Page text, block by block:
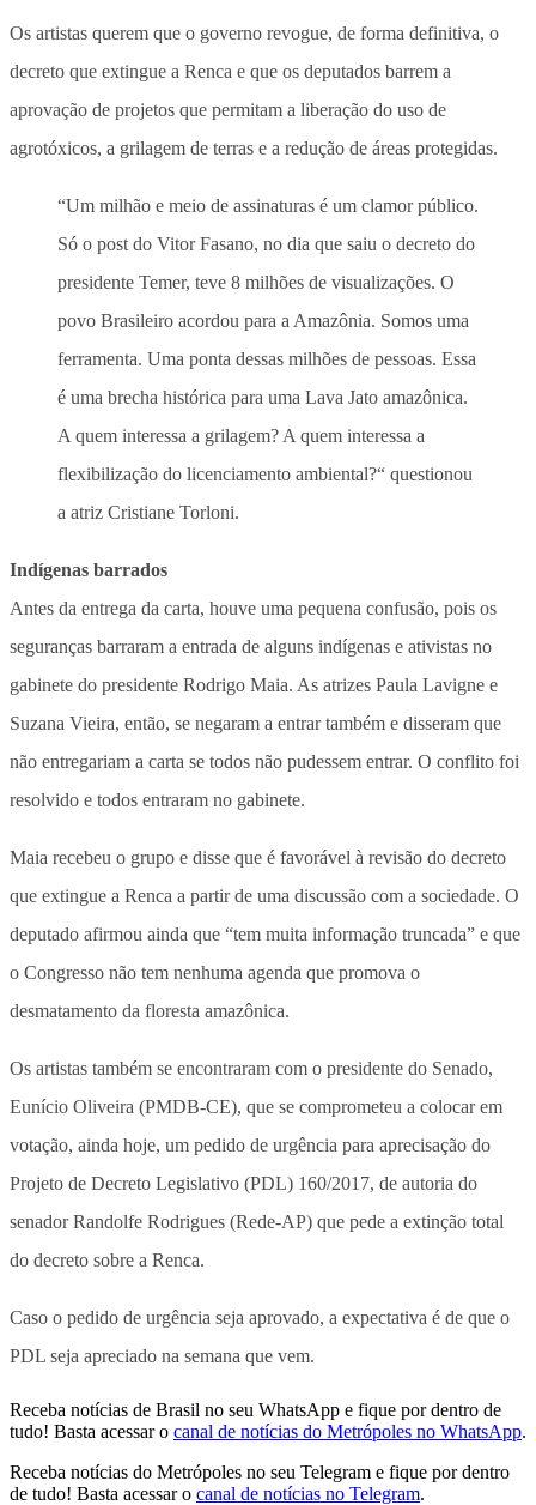
Os artistas querem que o governo revogue, de forma definitiva, o
decreto que extingue a Renca e que os deputados barrem a
aprovação de projetos que permitam a liberação do uso de
agrotóxicos, a grilagem de terras e a redução de áreas protegidas.
“Um milhão e meio de assinaturas é um clamor público.
Só o post do Vitor Fasano, no dia que saiu o decreto do
presidente Temer, teve 8 milhões de visualizações. O
povo Brasileiro acordou para a Amazônia. Somos uma
ferramenta. Uma ponta dessas milhões de pessoas. Essa
é uma brecha histórica para uma Lava Jato amazônica.
A quem interessa a grilagem? A quem interessa a
flexibilização do licenciamento ambiental?“ questionou
a atriz Cristiane Torloni.
Indígenas barrados
Antes da entrega da carta, houve uma pequena confusão, pois os
seguranças barraram a entrada de alguns indígenas e ativistas no
gabinete do presidente Rodrigo Maia. As atrizes Paula Lavigne e
Suzana Vieira, então, se negaram a entrar também e disseram que
não entregariam a carta se todos não pudessem entrar. O conflito foi
resolvido e todos entraram no gabinete.
Maia recebeu o grupo e disse que é favorável à revisão do decreto
que extingue a Renca a partir de uma discussão com a sociedade. O
deputado afirmou ainda que “tem muita informação truncada” e que
o Congresso não tem nenhuma agenda que promova o
desmatamento da floresta amazônica.
Os artistas também se encontraram com o presidente do Senado,
Eunício Oliveira (PMDB-CE), que se comprometeu a colocar em
votação, ainda hoje, um pedido de urgência para aprecisação do
Projeto de Decreto Legislativo (PDL) 160/2017, de autoria do
senador Randolfe Rodrigues (Rede-AP) que pede a extinção total
do decreto sobre a Renca.
Caso o pedido de urgência seja aprovado, a expectativa é de que o
PDL seja apreciado na semana que vem.
Receba notícias de Brasil no seu WhatsApp e fique por dentro de
tudo! Basta acessar o canal de notícias do Metrópoles no WhatsApp.
Receba notícias do Metrópoles no seu Telegram e fique por dentro
de tudo! Basta acessar o canal de notícias no Telegram.